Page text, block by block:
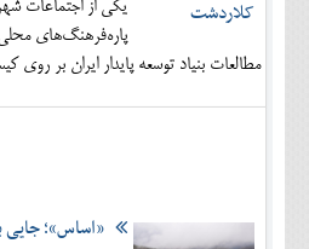
یکی از اجتماعات
پاره‌فرهنگ‌های
مطالعات بنیاد توسعه پایدار ایران بر روی
«اساس»؛ جایی